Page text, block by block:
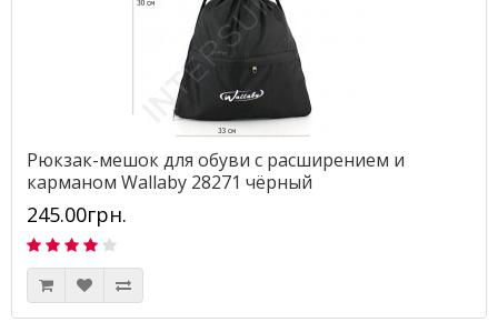
Рюкзак-мешок для обуви с расширением и
карманом Wallaby 28271 чёрный
245.00грн.